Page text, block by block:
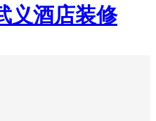
义酒店装修